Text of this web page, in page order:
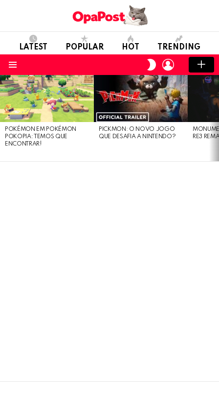
LATEST POPULAR HOT TRENDING
SWITCH
SKIN
LOGIN
LATEST
STORIES
POKÉMON EM POKÉMON
POKOPIA: TEMOS QUE
ENCONTRAR!
PICKMON: O NOVO JOGO
QUE DESAFIA A NINTENDO?
RE3